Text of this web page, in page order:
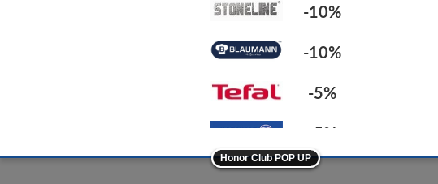
-10%
-10%
-5%
-5%
ostatní značky -10%
Honor Club POP UP